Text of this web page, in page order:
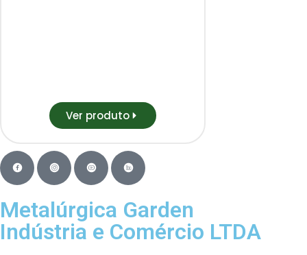
Ver produto
Metalúrgica Garden
Indústria e Comércio LTDA